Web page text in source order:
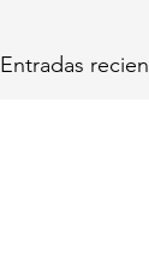
Entradas